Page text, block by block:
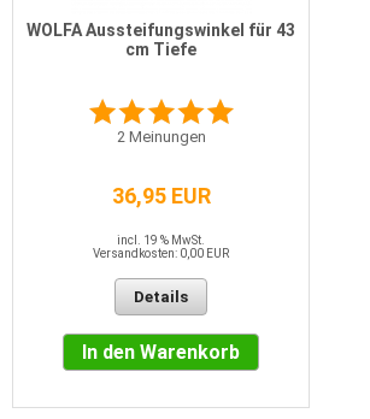
WOLFA Aussteifungswinkel für 43
cm Tiefe
2Meinungen
36,95 EUR
incl. 19 % MwSt.
Versandkosten: 0,00 EUR
Details
In den Warenkorb